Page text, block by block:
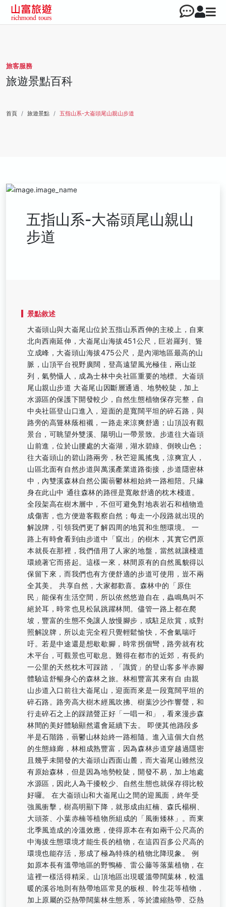
旅客服務
旅遊景點百科
首頁 旅遊景點 五指山系-大崙頭尾山親山步道
五指山系-大崙頭尾山親山
步道
景點敘述
大崙頭山與大崙尾山位於五指山系西伸的主稜上，自東
北向西南延伸，大崙尾山海拔451公尺，巨岩羅列、聳
立成峰，大崙頭山海拔475公尺，是內湖地區最高的山
脈，山頂平台視野廣闊，登高遠望風光極佳，兩山並
列，氣勢懾人，成為士林中央社區重要的地標。大崙頭
尾山親山步道 大崙尾山因斷層通過、地勢較陡，加上
水源區的保護下開發較少，自然生態植物保存完整，自
中央社區登山口進入，迎面的是寬闊平坦的碎石路，與
路旁的高聳林蔭相襯，一路走來涼爽舒適；山頂設有觀
景台，可眺望外雙溪、陽明山一帶景致。步道往大崙頭
山前進，位於山腰處的大崙湖，湖水碧綠、倒映山色；
往大崙頭山的碧山路兩旁，秋芒迎風搖曳，涼爽宜人，
山區北面有自然步道與萬溪產業道路銜接，步道隱密林
中，內雙溪森林自然公園蓊鬱林相始終一路相陪。只緣
身在此山中 通往森林的路徑是寬敞舒適的枕木棧道。
全段架高在樹木層中，不但可避免對地表岩石和植物造
成傷害，也方便遊客觀察自然；每走一小段路就出現的
解說牌，引領我們更了解四周的地質和生態環境。 一
路上有時會看到由步道中「竄出」的樹木，其實它們原
本就長在那裡，我們借用了人家的地盤，當然就讓棧道
環繞著它而搭起。這樣一來，林間原有的自然風貌得以
保留下來，而我們也有方便舒適的步道可使用，豈不兩
全其美。 共享自然，大家都歡喜。森林中的「原住
民」能保有生活空間，所以依然悠遊自在，蟲鳴鳥叫不
絕於耳，時常也見松鼠跳躍林間。儘管一路上都在爬
坡，豐富的生態不免讓人放慢腳步，或駐足欣賞，或對
照解說牌，所以走完全程只覺輕鬆愉快，不會氣喘吁
吁。若是中途還是想歇歇腳，時常拐個彎，路旁就有枕
木平台，可觀景也可歇息。難得在都市的近郊，有長約
一公里的天然枕木可踩踏，「識貨」的登山客多半赤腳
體驗這舒暢身心的森林之旅。林相豐富其來有自 由親
山步道入口前往大崙尾山，迎面而來是一段寬闊平坦的
碎石路。路旁高大樹木經風吹拂、樹葉沙沙作響聲，和
行走碎石之上的踩踏聲正好「一唱一和」，看來漫步森
林間的美好體驗顯然還會延續下去。 即便其他路段多
半是石階路，蓊鬱山林始終一路相隨。進入這個大自然
的生態綠廊，林相成熟豐富，因為森林步道穿越過隱密
且幾乎未開發的大崙頭山西面山麓，而大崙尾山雖然沒
有原始森林，但是因為地勢較陡，開發不易，加上地處
水源區，因此人為干擾較少、自然生態也就保存得比較
好囉。 在大崙頭山和大崙尾山之間的迎風面，終年受
強風衝擊，樹高明顯下降，就形成由紅楠、森氏楊桐、
大頭茶、小葉赤楠等植物所組成的「風衝矮林」。而東
北季風造成的冷溫效應，使得原本在有如兩千公尺高的
中海拔生態環境才能生長的植物，在這四百多公尺高的
環境也能存活，形成了極為特殊的植物北降現象。 例
如原本長有溫帶地區的野鴨椿、雷公藤等落葉植物，在
這裡一樣活得精采。山頂地區出現暖溫帶闊葉林，較溫
暖的溪谷地則有熱帶地區常見的板根、幹生花等植物，
加上原屬的亞熱帶闊葉林生態系，等於濃縮熱帶、亞熱